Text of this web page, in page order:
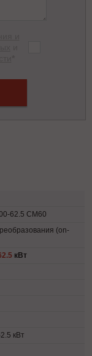
62.5 СМ60
(on-
кВт
кВт